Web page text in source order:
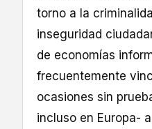
torno a la
inseguridad
de economías
frecuentemente
ocasiones sin
incluso en Europa-